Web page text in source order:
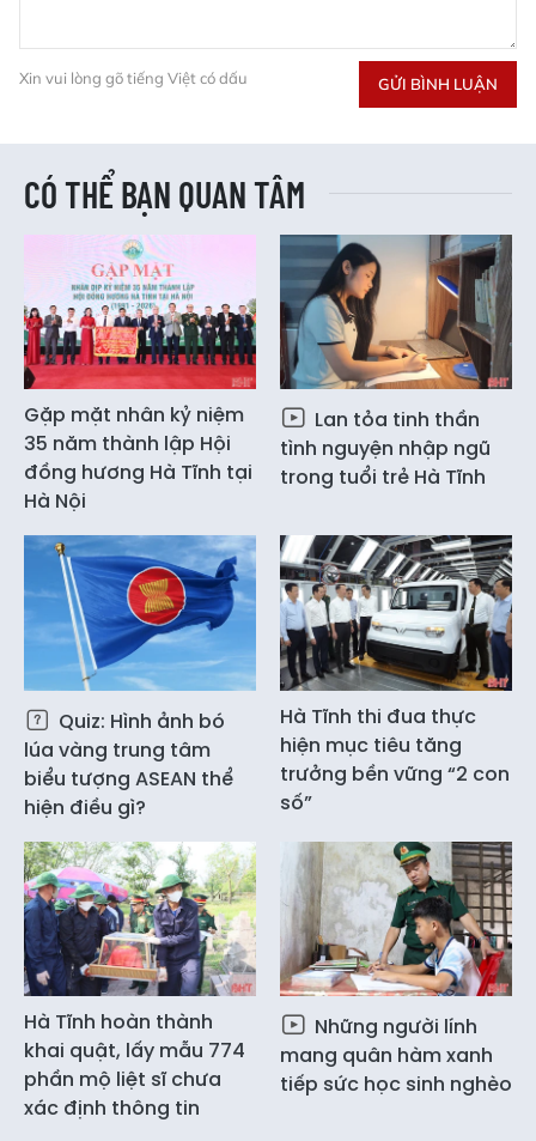
Xin vui lòng gõ tiếng Việt có dấu GỬI BÌNH LUẬN
CÓ THỂ BẠN QUAN TÂM
Gặp mặt nhân kỷ niệm
35 năm thành lập Hội
đồng hương Hà Tĩnh tại
Hà Nội
Lan tỏa tinh thần
tình nguyện nhập ngũ
trong tuổi trẻ Hà Tĩnh
Quiz: Hình ảnh bó
lúa vàng trung tâm
biểu tượng ASEAN thể
hiện điều gì?
Hà Tĩnh thi đua thực
hiện mục tiêu tăng
trưởng bền vững “2 con
số”
Hà Tĩnh hoàn thành
khai quật, lấy mẫu 774
phần mộ liệt sĩ chưa
xác định thông tin
Những người lính
mang quân hàm xanh
tiếp sức học sinh nghèo